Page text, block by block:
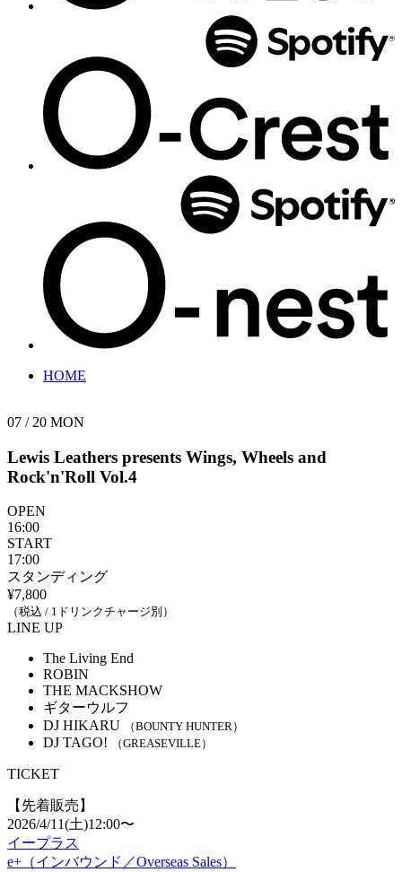
HOME
07 / 20 MON
Lewis Leathers presents Wings, Wheels and
Rock'n'Roll Vol.4
OPEN
16:00
START
17:00
スタンディング
¥7,800
（税込 / 1ドリンクチャージ別）
LINE UP
The Living End
ROBIN
THE MACKSHOW
ギターウルフ
DJ HIKARU
（BOUNTY HUNTER）
DJ TAGO! （GREASEVILLE）
TICKET
【先着販売】
2026/4/11(土)12:00〜
イープラス
e+（インバウンド／Overseas Sales）